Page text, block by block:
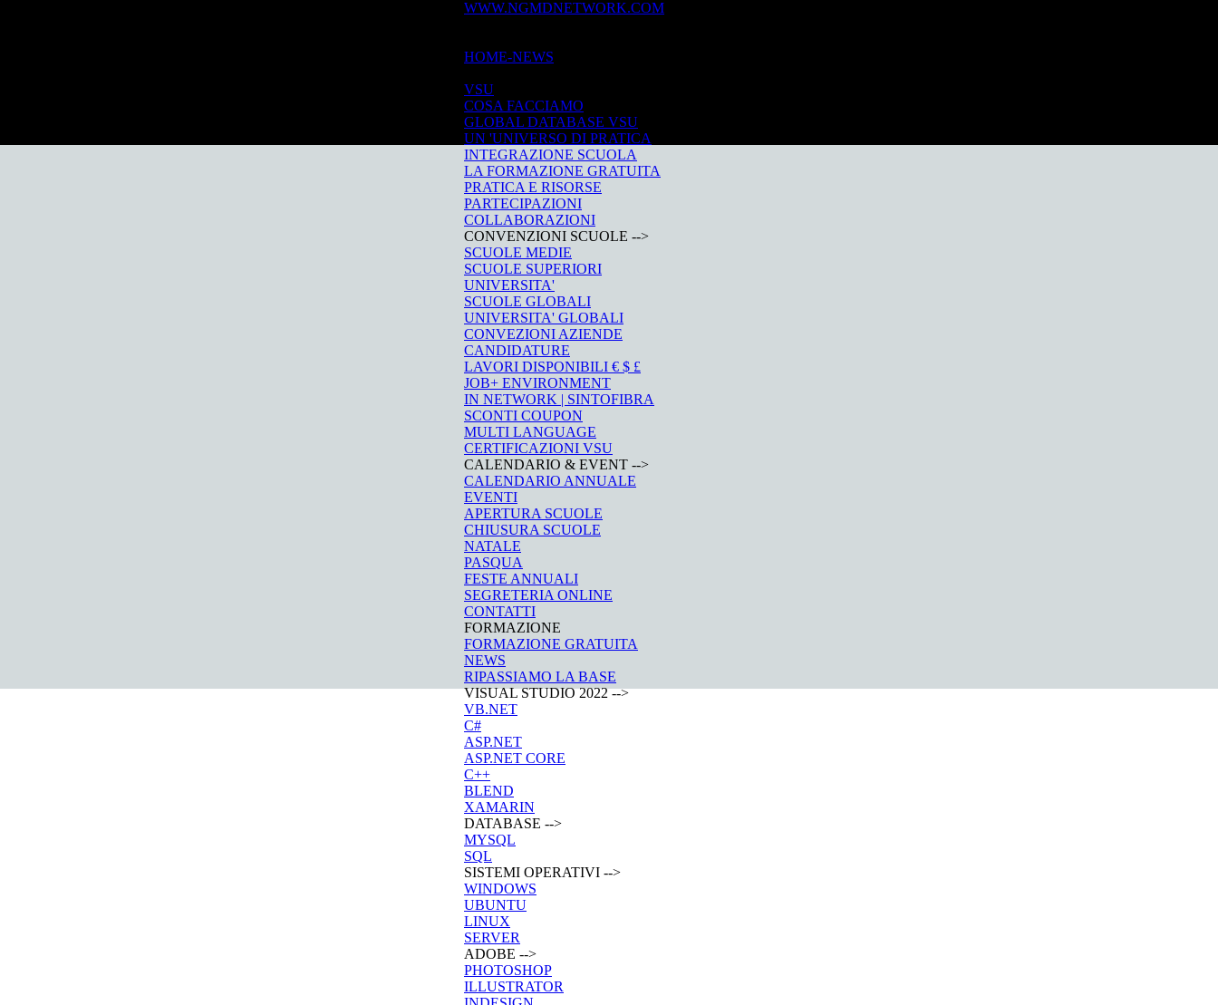
WWW.NGMDNETWORK.COM
HOME-NEWS
VSU
COSA FACCIAMO
GLOBAL DATABASE VSU
UN 'UNIVERSO DI PRATICA
INTEGRAZIONE SCUOLA
LA FORMAZIONE GRATUITA
PRATICA E RISORSE
PARTECIPAZIONI
COLLABORAZIONI
CONVENZIONI SCUOLE -->
SCUOLE MEDIE
SCUOLE SUPERIORI
UNIVERSITA'
SCUOLE GLOBALI
UNIVERSITA' GLOBALI
CONVEZIONI AZIENDE
CANDIDATURE
LAVORI DISPONIBILI € $ £
JOB+ ENVIRONMENT
IN NETWORK | SINTOFIBRA
SCONTI COUPON
MULTI LANGUAGE
CERTIFICAZIONI VSU
CALENDARIO & EVENT -->
CALENDARIO ANNUALE
EVENTI
APERTURA SCUOLE
CHIUSURA SCUOLE
NATALE
PASQUA
FESTE ANNUALI
SEGRETERIA ONLINE
CONTATTI
FORMAZIONE
FORMAZIONE GRATUITA
NEWS
RIPASSIAMO LA BASE
VISUAL STUDIO 2022 -->
VB.NET
C#
ASP.NET
ASP.NET CORE
C++
BLEND
XAMARIN
DATABASE -->
MYSQL
SQL
SISTEMI OPERATIVI -->
WINDOWS
UBUNTU
LINUX
SERVER
ADOBE -->
PHOTOSHOP
ILLUSTRATOR